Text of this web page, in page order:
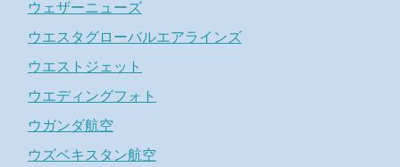
ウェザーニューズ
ウエスタグローバルエアラインズ
ウエストジェット
ウエディングフォト
ウガンダ航空
ウズベキスタン航空